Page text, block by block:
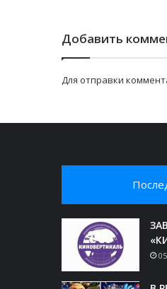
Добавить
Для отправки